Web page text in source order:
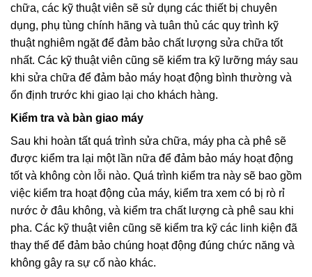
chữa, các kỹ thuật viên sẽ sử dụng các thiết bị chuyên
dụng, phụ tùng chính hãng và tuân thủ các quy trình kỹ
thuật nghiêm ngặt để đảm bảo chất lượng sửa chữa tốt
nhất. Các kỹ thuật viên cũng sẽ kiểm tra kỹ lưỡng máy sau
khi sửa chữa để đảm bảo máy hoạt động bình thường và
ổn định trước khi giao lại cho khách hàng.
Kiểm tra và bàn giao máy
Sau khi hoàn tất quá trình sửa chữa, máy pha cà phê sẽ
được kiểm tra lại một lần nữa để đảm bảo máy hoạt động
tốt và không còn lỗi nào. Quá trình kiểm tra này sẽ bao gồm
việc kiểm tra hoạt động của máy, kiểm tra xem có bị rò rỉ
nước ở đâu không, và kiểm tra chất lượng cà phê sau khi
pha. Các kỹ thuật viên cũng sẽ kiểm tra kỹ các linh kiện đã
thay thế để đảm bảo chúng hoạt động đúng chức năng và
không gây ra sự cố nào khác.